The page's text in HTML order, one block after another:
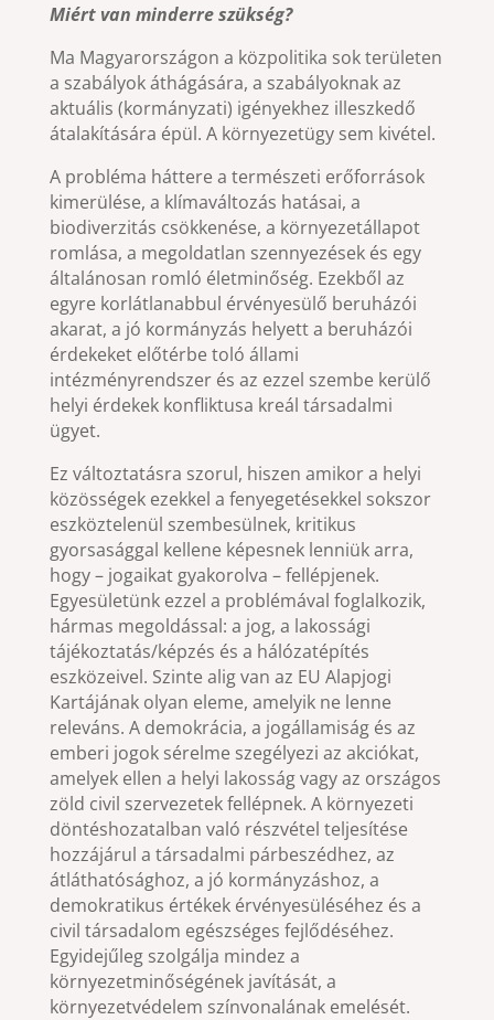
Miért van minderre szükség?
Ma Magyarországon a közpolitika sok területen
a szabályok áthágására, a szabályoknak az
aktuális (kormányzati) igényekhez illeszkedő
átalakítására épül. A környezetügy sem kivétel.
A probléma háttere a természeti erőforrások
kimerülése, a klímaváltozás hatásai, a
biodiverzitás csökkenése, a környezetállapot
romlása, a megoldatlan szennyezések és egy
általánosan romló életminőség. Ezekből az
egyre korlátlanabbul érvényesülő beruházói
akarat, a jó kormányzás helyett a beruházói
érdekeket előtérbe toló állami
intézményrendszer és az ezzel szembe kerülő
helyi érdekek konfliktusa kreál társadalmi
ügyet.
Ez változtatásra szorul, hiszen amikor a helyi
közösségek ezekkel a fenyegetésekkel sokszor
eszköztelenül szembesülnek, kritikus
gyorsasággal kellene képesnek lenniük arra,
hogy – jogaikat gyakorolva – fellépjenek.
Egyesületünk ezzel a problémával foglalkozik,
hármas megoldással: a jog, a lakossági
tájékoztatás/képzés és a hálózatépítés
eszközeivel. Szinte alig van az EU Alapjogi
Kartájának olyan eleme, amelyik ne lenne
releváns. A demokrácia, a jogállamiság és az
emberi jogok sérelme szegélyezi az akciókat,
amelyek ellen a helyi lakosság vagy az országos
zöld civil szervezetek fellépnek. A környezeti
döntéshozatalban való részvétel teljesítése
hozzájárul a társadalmi párbeszédhez, az
átláthatósághoz, a jó kormányzáshoz, a
demokratikus értékek érvényesüléséhez és a
civil társadalom egészséges fejlődéséhez.
Egyidejűleg szolgálja mindez a
környezetminőségének javítását, a
környezetvédelem színvonalának emelését.